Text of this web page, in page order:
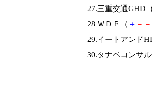
27.三重交通GHD
28.ＷＤＢ（ ＋ － －
29.イートアンド
30.タナベコンサ